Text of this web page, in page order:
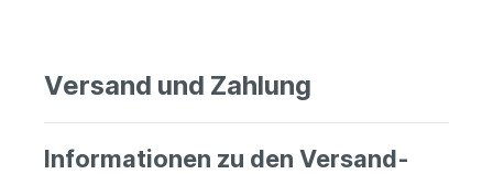
Versand und Zahlung
Informationen zu den Versand­